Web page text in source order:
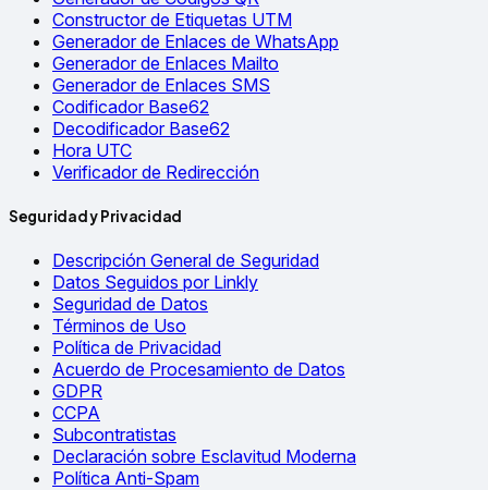
Constructor de Etiquetas UTM
Generador de Enlaces de WhatsApp
Generador de Enlaces Mailto
Generador de Enlaces SMS
Codificador Base62
Decodificador Base62
Hora UTC
Verificador de Redirección
Seguridad y Privacidad
Descripción General de Seguridad
Datos Seguidos por Linkly
Seguridad de Datos
Términos de Uso
Política de Privacidad
Acuerdo de Procesamiento de Datos
GDPR
CCPA
Subcontratistas
Declaración sobre Esclavitud Moderna
Política Anti-Spam